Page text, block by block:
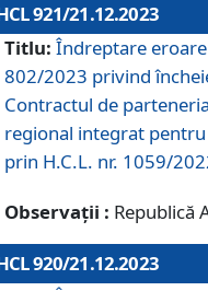
921/21.12.2023
Titlu: Îndreptare
802/2023 privind
Contractul de
regional integrat
prin H.C.L. nr. 1059/
Observații : Republică
920/21.12.2023